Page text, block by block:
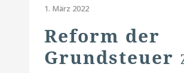
1. März 2022
Reform der
Grundsteuer